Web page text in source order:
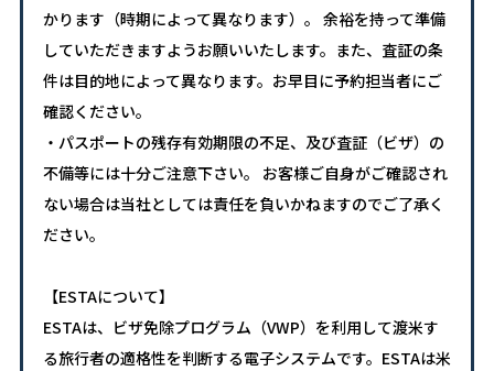
かります（時期によって異なります）。 余裕を持って準備
していただきますようお願いいたします。また、査証の条
件は目的地によって異なります。お早目に予約担当者にご
確認ください。
・パスポートの残存有効期限の不足、及び査証（ビザ）の
不備等には十分ご注意下さい。 お客様ご自身がご確認され
ない場合は当社としては責任を負いかねますのでご了承く
ださい。
【ESTAについて】
ESTAは、ビザ免除プログラム（VWP）を利用して渡米す
る旅行者の適格性を判断する電子システムです。ESTAは米